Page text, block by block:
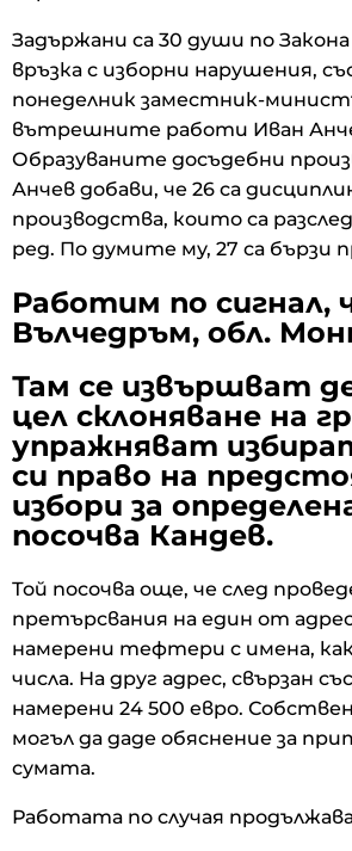
Задържани са 30 души по
връзка с изборни нарушения,
понеделник заместник-
вътрешните работи Иван
Образуваните досъдебни
Анчев добави, че 26 са
производства, които са
ред. По думите му, 27 са бързи
Работим по сигнал,
Вълчедръм, обл.
Там се извършват
цел склоняване на
упражняват
си право на
избори за
посочва Кандев.
Той посочва още, че след
претърсвания на един от
намерени тефтери с имена,
числа. На друг адрес, свързан
намерени 24 500 евро.
могъл да даде обяснение за
сумата.
Работата по случая